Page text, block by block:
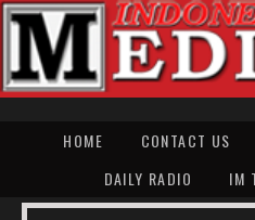
HOME CONTACT US
DAILY RADIO
IM